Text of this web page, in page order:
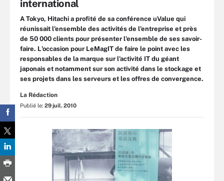
international
A Tokyo, Hitachi a profité de sa conférence uValue qui
réunissait l'ensemble des activités de l'entreprise et près
de 50 000 clients pour présenter l'ensemble de ses savoir-
faire. L'occasion pour LeMagIT de faire le point avec les
responsables de la marque sur l'activité IT du géant
japonais et notamment sur son activité dans le stockage et
ses projets dans les serveurs et les offres de convergence.
La Rédaction
Publié le: 29 juil. 2010